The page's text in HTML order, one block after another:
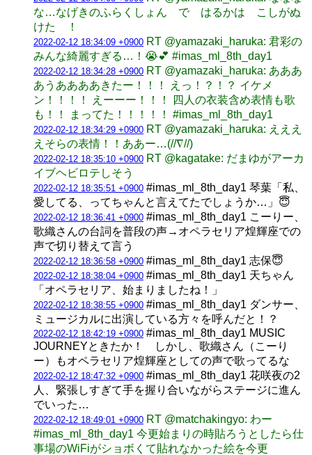
な…なげきのふらくしょん で はるかは こしがぬ
けた ！
2022-02-12 18:34:09 +0900 RT @yamazaki_haruka: 君彩の
みんな綺麗すぎる…！😭💕 #imas_ml_8th_day1
2022-02-12 18:34:28 +0900 RT @yamazaki_haruka: あああ
あうああああきたー！！！ えっ！？！？ イケメ
ン！！！！ えーーー！！！ 四人の衣装含め表情も歌
も！！ まってた！！！！！ #imas_ml_8th_day1
2022-02-12 18:34:29 +0900 RT @yamazaki_haruka: えええ
えそらの表情！！ああー…(//∇//)
2022-02-12 18:35:10 +0900 RT @kagatake: だまゆがアーカ
イブヘビロテしそう
2022-02-12 18:35:51 +0900 #imas_ml_8th_day1 琴葉「私、
愛してる、ってちゃんと言えてたでしょうか…」😇
2022-02-12 18:36:41 +0900 #imas_ml_8th_day1 こーりー、
歌織さんの台詞を普段の声→オペラセリア煌輝座での
声で切り替えて言う
2022-02-12 18:36:58 +0900 #imas_ml_8th_day1 志保😇
2022-02-12 18:38:04 +0900 #imas_ml_8th_day1 天ちゃん
「オペラセリア、始まりましたね！」
2022-02-12 18:38:55 +0900 #imas_ml_8th_day1 ダンサー、
ミュージカルに出演している方々を呼んだと！？
2022-02-12 18:42:19 +0900 #imas_ml_8th_day1 MUSIC
JOURNEYときたか！ しかし、歌織さん（こーり
ー）もオペラセリア煌輝座としての声で歌ってるな
2022-02-12 18:47:32 +0900 #imas_ml_8th_day1 花咲夜の2
人、緊張しすぎて手を握り合いながらステージに進ん
でいった…
2022-02-12 18:49:01 +0900 RT @matchakingyo: わー
#imas_ml_8th_day1 今更始まりの時貼ろうとしたら仕
事場のWiFiがショボくて貼れなかった絵を今更